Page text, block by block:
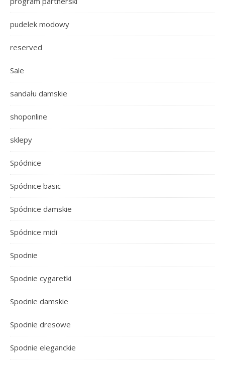
pudelek modowy
reserved
Sale
sandału damskie
shoponline
sklepy
Spódnice
Spódnice basic
Spódnice damskie
Spódnice midi
Spodnie
Spodnie cygaretki
Spodnie damskie
Spodnie dresowe
Spodnie eleganckie